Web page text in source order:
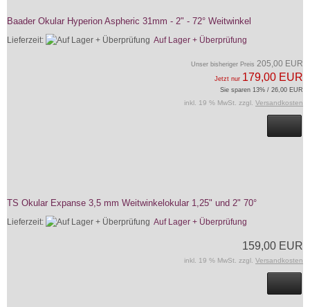
Baader Okular Hyperion Aspheric 31mm - 2" - 72° Weitwinkel
Lieferzeit: Auf Lager + Überprüfung
Unser bisheriger Preis 205,00 EUR
Jetzt nur 179,00 EUR
Sie sparen 13% / 26,00 EUR
inkl. 19 % MwSt. zzgl. Versandkosten
TS Okular Expanse 3,5 mm Weitwinkelokular 1,25" und 2" 70°
Lieferzeit: Auf Lager + Überprüfung
159,00 EUR
inkl. 19 % MwSt. zzgl. Versandkosten